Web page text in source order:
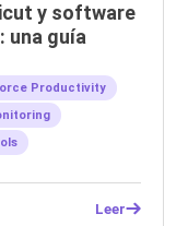
y software
una guía
Productivity
Leer